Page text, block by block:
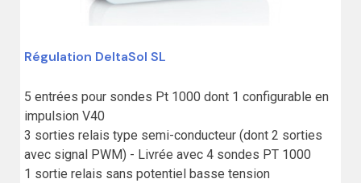
Régulation DeltaSol SL
5 entrées pour sondes Pt 1000 dont 1 configurable en
impulsion V40
3 sorties relais type semi-conducteur (dont 2 sorties
avec signal PWM) - Livrée avec 4 sondes PT 1000
1 sortie relais sans potentiel basse tension